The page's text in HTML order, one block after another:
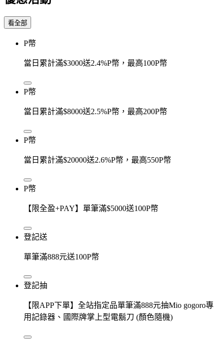
看全部
P幣
當日累計滿$3000送2.4%P幣，最高100P幣
P幣
當日累計滿$8000送2.5%P幣，最高200P幣
P幣
當日累計滿$20000送2.6%P幣，最高550P幣
P幣
【限全盈+PAY】單筆滿$5000送100P幣
登記送
單筆滿888元送100P幣
登記抽
【限APP下單】全站指定品單筆滿888元抽Mio gogoro專
用記錄器、國際牌掌上型電鬍刀 (顏色隨機)